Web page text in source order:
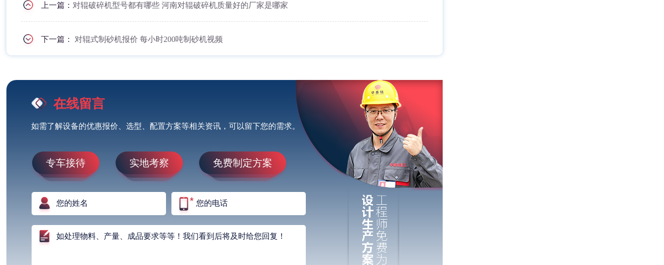
上一篇： 对辊破碎机型号都有哪些 河南对辊破碎机质量好的厂家是哪家
下一篇： 对辊式制砂机报价 每小时200吨制砂机视频
在线留言
如需了解设备的优惠报价、选型、配置方案等相关资讯，可以留下您的需求。
专车接待 实地考察 免费制定方案